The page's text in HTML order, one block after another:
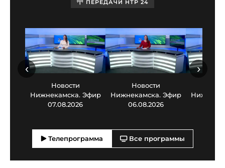
ПЕРЕДАЧИ НТР 24
Новости
Нижнекамска. Эфир
07.08.2026
Новости
Нижнекамска. Эфир
06.08.2026
‹ ›
Телепрограмма Все программы